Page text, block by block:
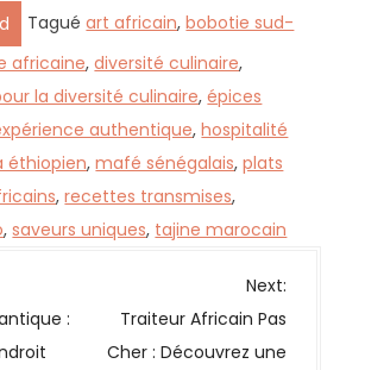
Taguéart africain,bobotie sud-
africaine,diversité culinaire,
la diversité culinaire,épices
authentique,hospitalité
éthiopien,mafé sénégalais,plats
,recettes transmises,
,saveurs uniques, tajine marocain
:
Next:
Traiteur Africain Pas
Cher : Découvrez une